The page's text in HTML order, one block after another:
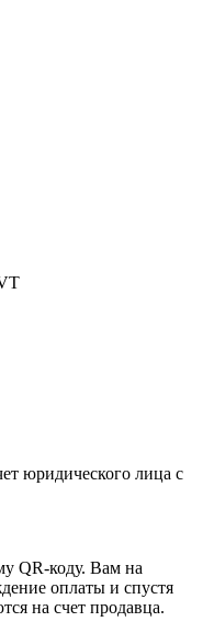
юридического лица с
QR-коду. Вам на
оплаты и спустя
на счет продавца.